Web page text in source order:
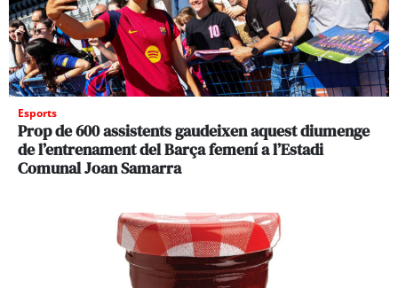
Esports
Prop de 600 assistents gaudeixen aquest diumenge
de l’entrenament del Barça femení a l’Estadi
Comunal Joan Samarra